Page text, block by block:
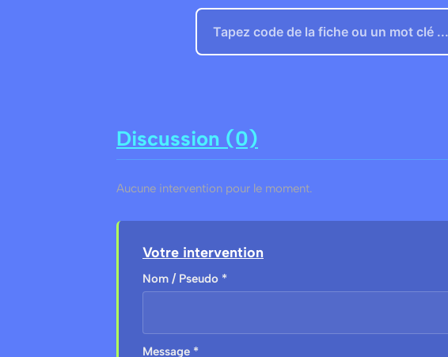
Discussion (0)
Aucune intervention pour le moment.
Votre intervention
Nom / Pseudo *
Message *